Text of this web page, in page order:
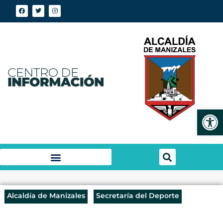
Alcaldía de Manizales Secretaría del Deporte